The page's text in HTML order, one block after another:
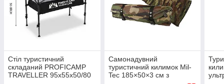
Стіл туристичний
складаний PROFICAMP
TRAVELLER 95х55х50/80
Самонадувний
туристичний килимок Mil-
Tec 185×50×3 см з